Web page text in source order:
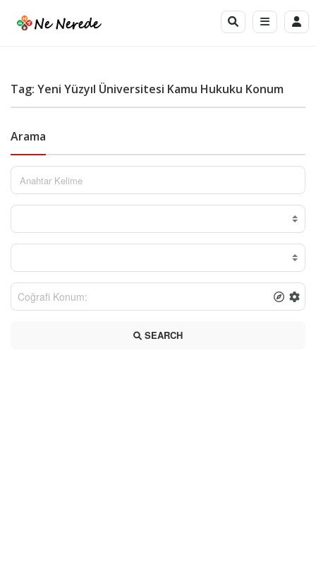
Tag: Yeni Yüzyıl Üniversitesi Kamu Hukuku Konum
Arama
SEARCH